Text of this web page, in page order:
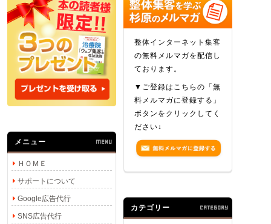
整体インターネット集客
の無料メルマガを配信し
ております。
▼ご登録はこちらの「無
料メルマガに登録する」
ボタンをクリックしてく
ださい↓
メニュー
MENU
ＨＯＭＥ
サポートについて
Google広告代行
SNS広告代行
カテゴリー CATEGORY